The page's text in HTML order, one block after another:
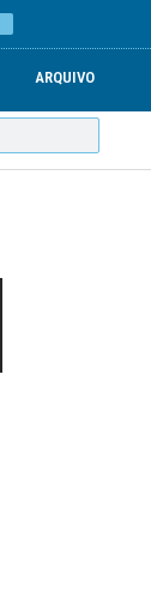
ARQUIVO